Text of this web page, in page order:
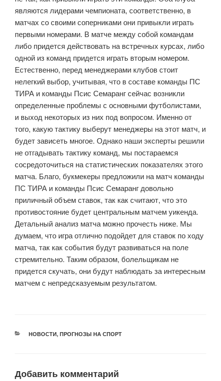
являются лидерами чемпионата, соответственно, в
матчах со своими соперниками они привыкли играть
первыми номерами. В матче между собой командам
либо придется действовать на встречных курсах, либо
одной из команд придется играть вторым номером.
Естественно, перед менеджерами клубов стоит
нелегкий выбор, учитывая, что в составе команды ПС
ТИРА и команды Псис Семаранг сейчас возникли
определенные проблемы с основными футболистами,
и выход некоторых из них под вопросом. Именно от
того, какую тактику выберут менеджеры на этот матч, и
будет зависеть многое. Однако наши эксперты решили
не отгадывать тактику команд, мы постараемся
сосредоточиться на статистических показателях этого
матча. Благо, букмекеры предложили на матч команды
ПС ТИРА и команды Псис Семаранг довольно
приличный объем ставок, так как считают, что это
противостояние будет центральным матчем уикенда.
Детальный анализ матча можно прочесть ниже. Мы
думаем, что игра отлично подойдет для ставок по ходу
матча, так как события будут развиваться на поле
стремительно. Таким образом, болельщикам не
придется скучать, они будут наблюдать за интересным
матчем с непредсказуемым результатом.
РУБРИКИ
НОВОСТИ, ПРОГНОЗЫ НА СПОРТ
Добавить комментарий